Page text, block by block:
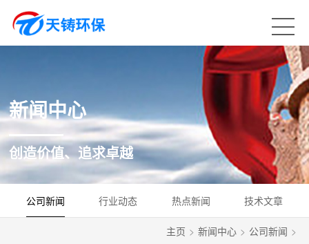
新闻中心
创造价值、追求卓越
公司新闻 行业动态 热点新闻 技术文章
主页 > 新闻中心 > 公司新闻 >